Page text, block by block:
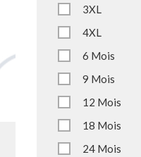
3XL
4XL
6 Mois
9 Mois
12 Mois
18 Mois
24 Mois